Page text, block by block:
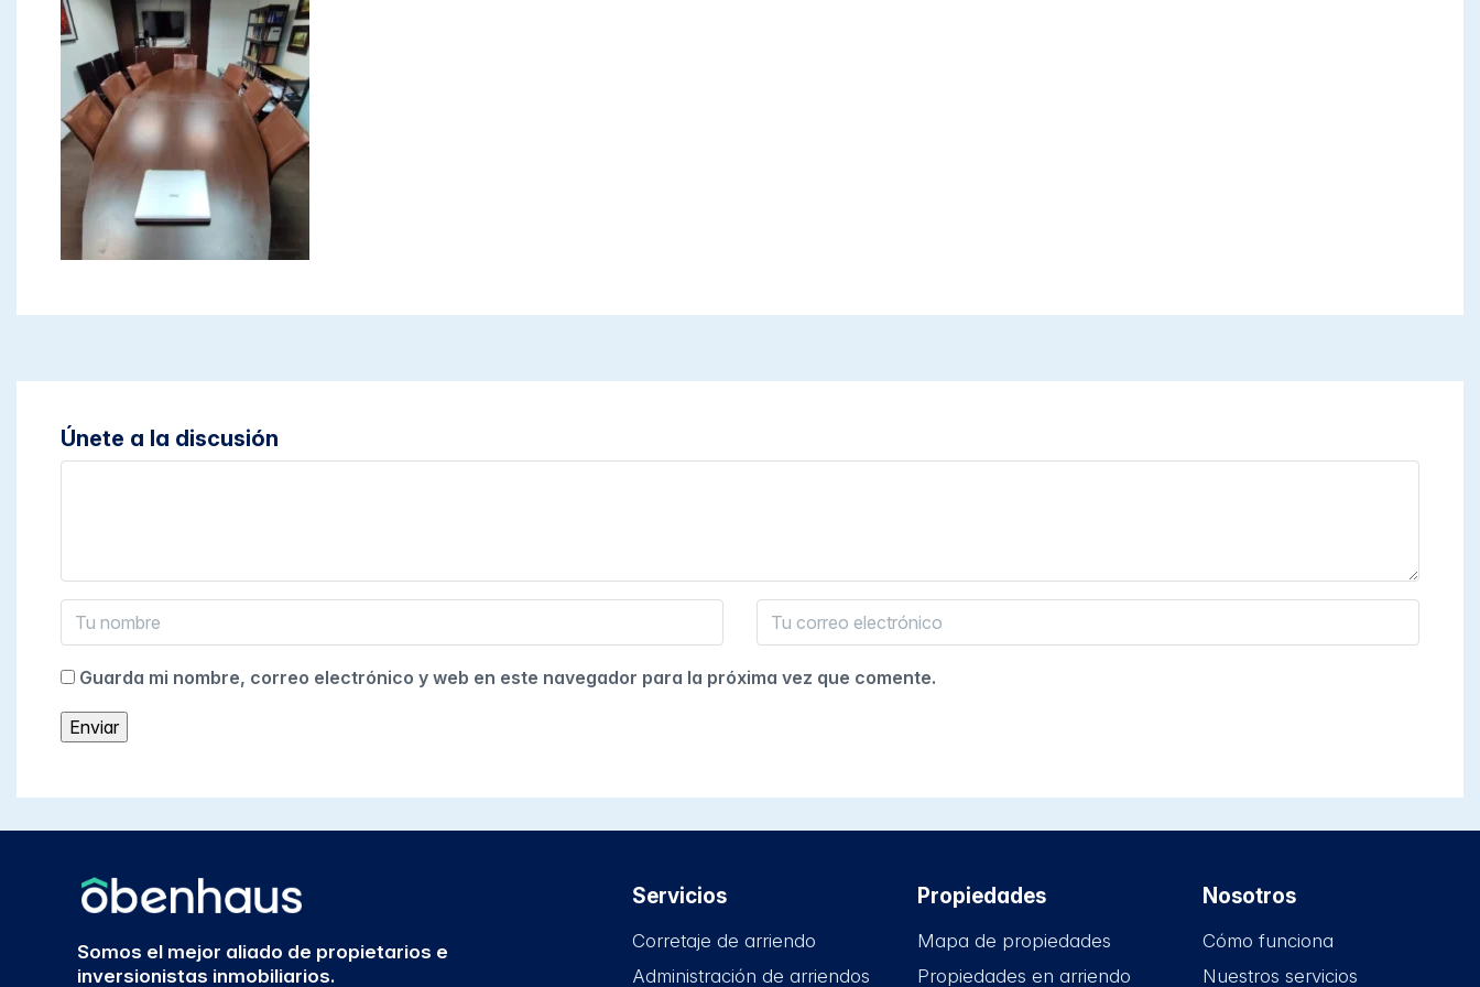
Únete a la discusión
Guarda mi nombre, correo electrónico y web en este navegador para la próxima vez que comente.
Somos el mejor aliado de propietarios e
inversionistas inmobiliarios.
Servicios
Corretaje de arriendo
Administración de arriendos
Propiedades
Mapa de propiedades
Propiedades en arriendo
Nosotros
Cómo funciona
Nuestros servicios